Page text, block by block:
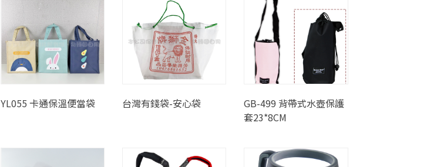
YL055 卡通保溫便當袋 台灣有錢袋-安心袋
GB-499 背帶式水壺保護
套23*8CM